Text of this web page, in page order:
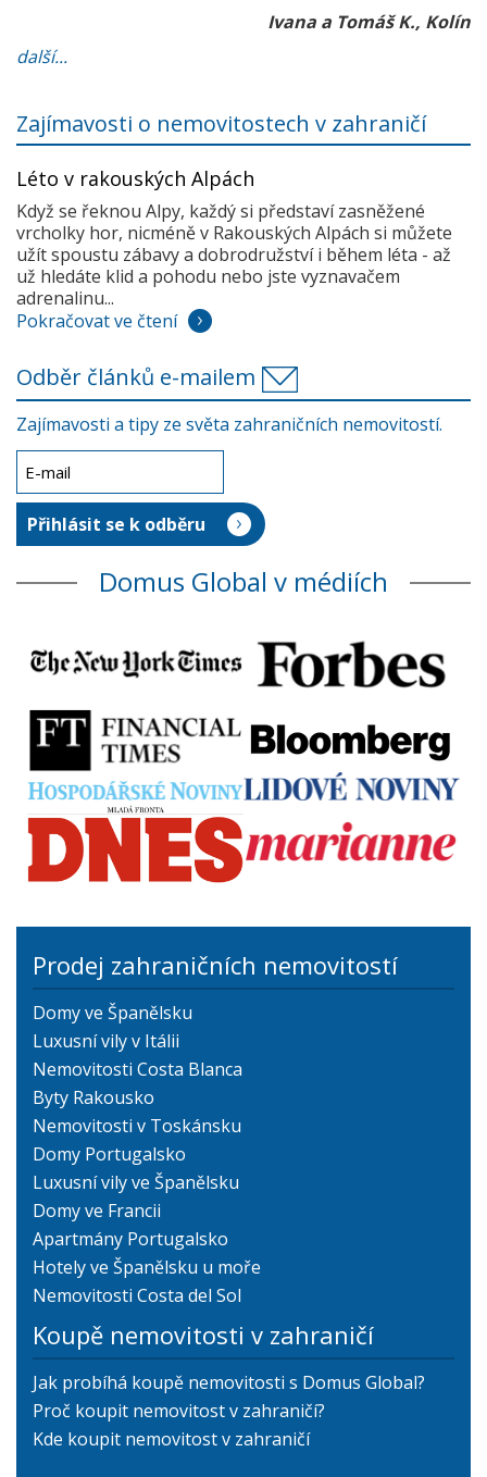
Ivana a Tomáš K., Kolín
další...
Zajímavosti o nemovitostech v zahraničí
Léto v rakouských Alpách
Když se řeknou Alpy, každý si představí zasněžené
vrcholky hor, nicméně v Rakouských Alpách si můžete
užít spoustu zábavy a dobrodružství i během léta - až
už hledáte klid a pohodu nebo jste vyznavačem
adrenalinu...
Pokračovat ve čtení
Odběr článků e-mailem
Zajímavosti a tipy ze světa zahraničních nemovitostí.
Domus Global v médiích
Prodej zahraničních nemovitostí
Domy ve Španělsku
Luxusní vily v Itálii
Nemovitosti Costa Blanca
Byty Rakousko
Nemovitosti v Toskánsku
Domy Portugalsko
Luxusní vily ve Španělsku
Domy ve Francii
Apartmány Portugalsko
Hotely ve Španělsku u moře
Nemovitosti Costa del Sol
Koupě nemovitosti v zahraničí
Jak probíhá koupě nemovitosti s Domus Global?
Proč koupit nemovitost v zahraničí?
Kde koupit nemovitost v zahraničí